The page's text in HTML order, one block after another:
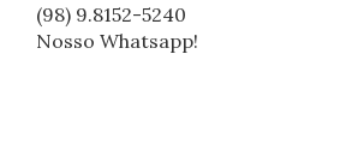
(98) 9.8152-5240
Nosso Whatsapp!